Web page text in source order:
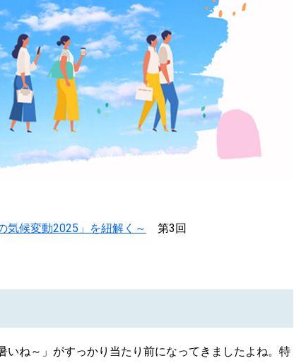
SEARCH
CATEGORY
気候変動2025」を紐解く～ 第3回
ね～」がすっかり当たり前になってきましたよね。特